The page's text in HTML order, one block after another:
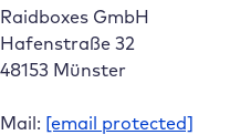
Raidboxes GmbH
Hafenstraße 32
48153 Münster
Mail: [email protected]